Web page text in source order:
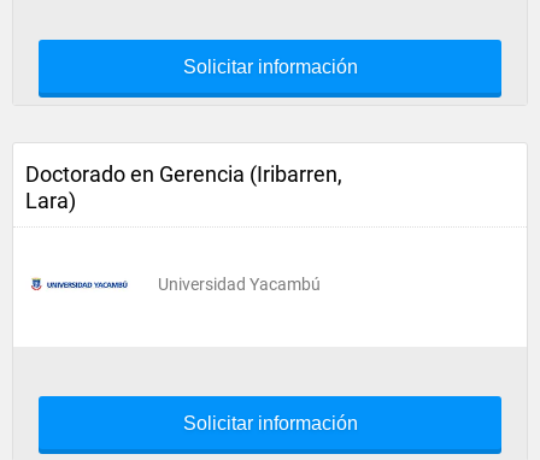
Solicitar información
Doctorado en Gerencia (Iribarren,
Lara)
Universidad Yacambú
Solicitar información